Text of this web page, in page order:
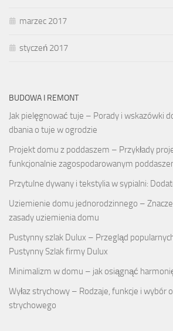
marzec 2017
styczeń 2017
BUDOWA I REMONT
Jak pielęgnować tuje – Porady i wskazówki
dbania o tuje w ogrodzie
Projekt domu z poddaszem – Przykłady
funkcjonalnie zagospodarowanym
Przytulne dywany i tekstylia w sypialni:
Uziemienie domu jednorodzinnego –
zasady uziemienia domu
Pustynny szlak Dulux – Przegląd
Pustynny Szlak firmy Dulux
Minimalizm w domu – jak osiągnąć
Wyłaz strychowy – Rodzaje, funkcje i wybór
strychowego